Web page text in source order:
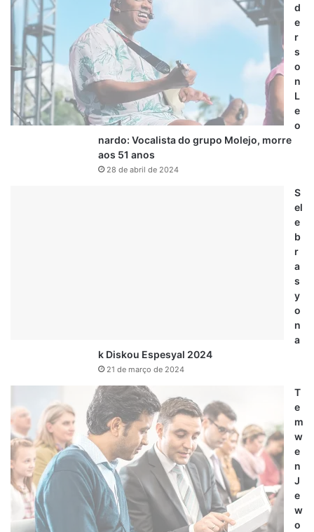
d
e
r
s
o
n
L
e
o
nardo: Vocalista do grupo Molejo, morre
aos 51 anos
28 de abril de 2024
S
el
e
b
r
a
s
y
o
n
a
k Diskou Espesyal 2024
21 de março de 2024
T
e
m
w
e
n
J
e
w
o